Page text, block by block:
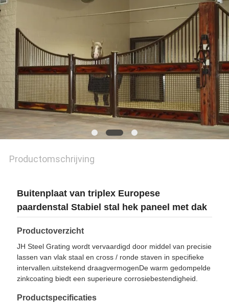
Productomschrijving
Buitenplaat van triplex Europese
paardenstal Stabiel stal hek paneel met dak
Productoverzicht
JH Steel Grating wordt vervaardigd door middel van precisie
lassen van vlak staal en cross / ronde staven in specifieke
intervallen.uitstekend draagvermogenDe warm gedompelde
zinkcoating biedt een superieure corrosiebestendigheid.
Productspecificaties